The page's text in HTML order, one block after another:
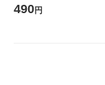
コウォーター）2L ラベル
490円